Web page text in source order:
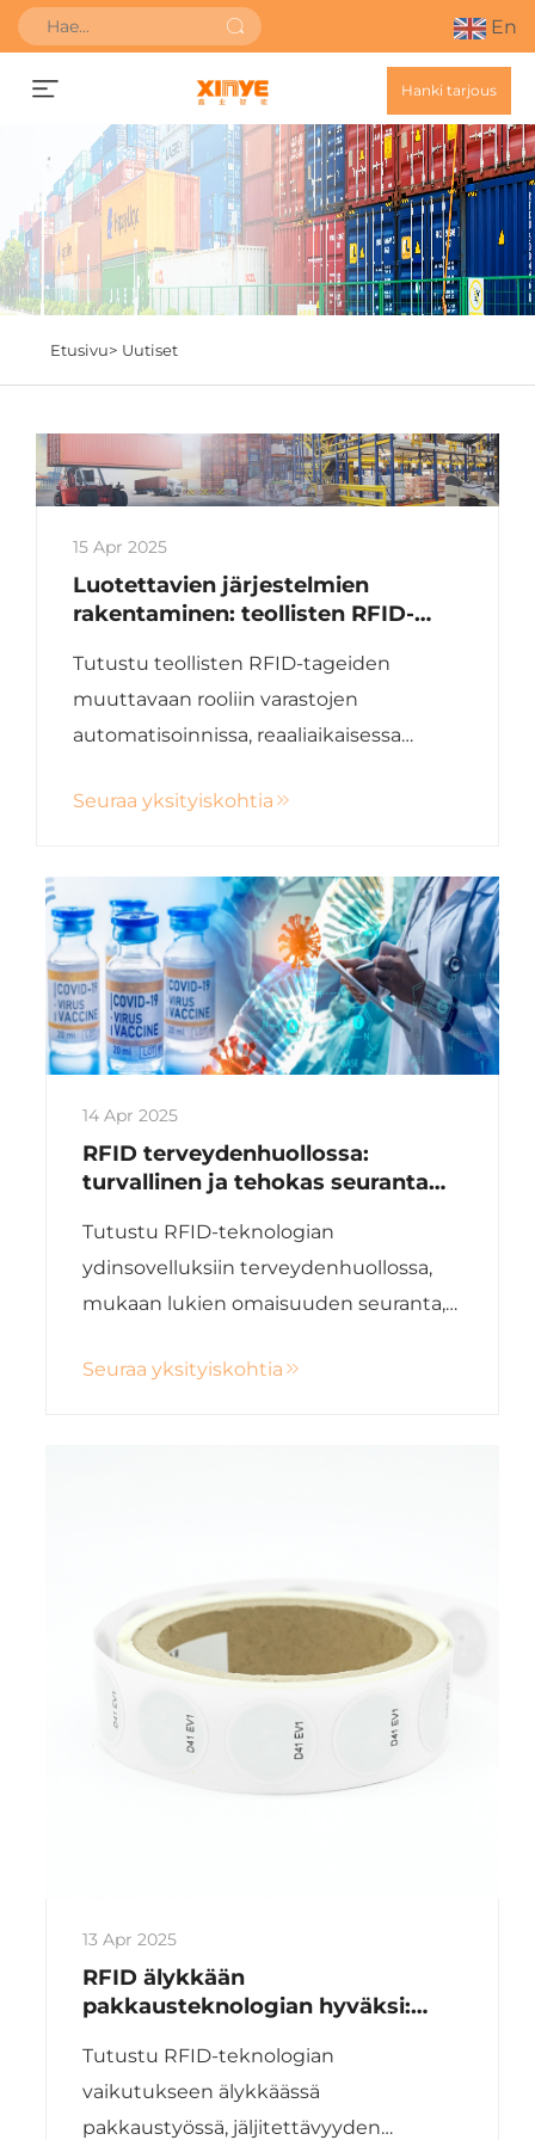
En
Hanki tarjous
Etusivu> Uutiset
15 Apr 2025
Luotettavien järjestelmien
rakentaminen: teollisten RFID-
automatisoinnissa
Tutustu teollisten RFID-tageiden
muuttavaan rooliin varastojen
automatisoinnissa, reaaliaikaisessa
kestävyydessä. Lue lisää NFC:stä, 125kHz
Seuraa yksityiskohtia
14 Apr 2025
RFID terveydenhuollossa:
turvallinen ja tehokas seuranta
Tutustu RFID-teknologian
ydinsovelluksiin terveydenhuollossa,
mukaan lukien omaisuuden seuranta,
tehokkuus ja turvallisuuden
Seuraa yksityiskohtia
13 Apr 2025
RFID älykkään
pakkausteknologian hyväksi:
ruoka- ja juomateollisuudessa
Tutustu RFID-teknologian
vaikutukseen älykkäässä
pakkaustyössä, jäljitettävyyden